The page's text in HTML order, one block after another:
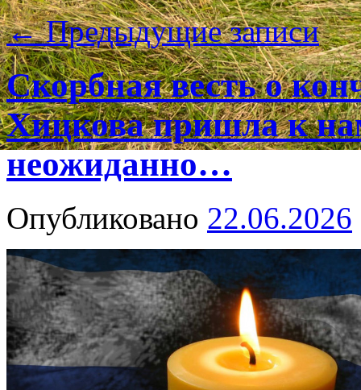
←Предыдущие записи
Скорбная весть о
Хицкова пришла к
неожиданно…
Опубликовано 22.06.2026